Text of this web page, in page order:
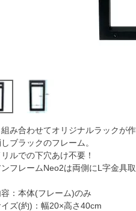
み合わせてオリジナルラックが作
ブラックのフレーム。
ルでの下穴あけ不要！
フレームNeo2は両側にL字金具
：本体(フレーム)のみ
ズ(約)：幅20×高さ40cm